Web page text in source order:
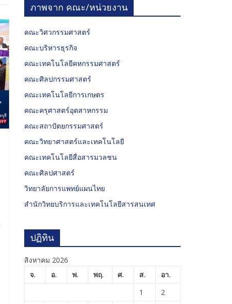
ภาพจาก คณะ/หน่วยงาน
คณะวิศวกรรมศาสตร์
คณะบริหารธุรกิจ
คณะเทคโนโลยีคหกรรมศาสตร์
คณะศิลปกรรมศาสตร์
คณะเทคโนโลยีการเกษตร
คณะครุศาสตร์อุตสาหกรรม
คณะสถาปัตยกรรมศาสตร์
คณะวิทยาศาสตร์และเทคโนโลยี
คณะเทคโนโลยีสื่อสารมวลชน
คณะศิลปศาสตร์
วิทยาลัยการแพทย์แผนไทย
สำนักวิทยบริการและเทคโนโลยีสารสนเทศ
ปฏิทิน
สิงหาคม 2026
จ.
อ. พ. พฤ. ศ. ส. อา.
1
2